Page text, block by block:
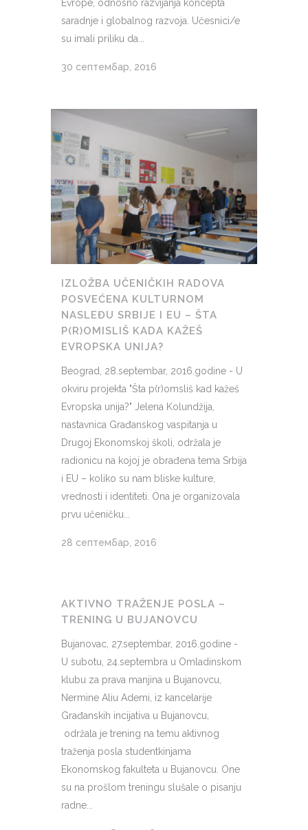
Evrope, odnosno razvijanja koncepta
saradnje i globalnog razvoja. Učesnici/e
su imali priliku da...
30 септембар, 2016
IZLOŽBA UČENIČKIH RADOVA
POSVEĆENA KULTURNOM
NASLEĐU SRBIJE I EU – ŠTA
P(R)OMISLIŠ KADA KAŽEŠ
EVROPSKA UNIJA?
Beograd, 28.septembar, 2016.godine - U
okviru projekta "Šta p(r)omsliš kad kažeš
Evropska unija?" Jelena Kolundžija,
nastavnica Građanskog vaspitanja u
Drugoj Ekonomskoj školi, održala je
radionicu na kojoj je obrađena tema Srbija
i EU – koliko su nam bliske kulture,
vrednosti i identiteti. Ona je organizovala
prvu učeničku...
28 септембар, 2016
AKTIVNO TRAŽENJE POSLA –
TRENING U BUJANOVCU
Bujanovac, 27.septembar, 2016.godine -
U subotu, 24.septembra u Omladinskom
klubu za prava manjina u Bujanovcu,
Nermine Aliu Ademi, iz kancelarije
Građanskih incijativa u Bujanovcu,
održala je trening na temu aktivnog
traženja posla studentkinjama
Ekonomskog fakulteta u Bujanovcu. One
su na prošlom treningu slušale o pisanju
radne...